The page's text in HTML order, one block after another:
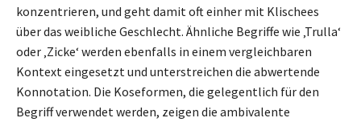
konzentrieren, und geht damit oft einher mit Klischees
über das weibliche Geschlecht. Ähnliche Begriffe wie ‚Trulla‘
oder ‚Zicke‘ werden ebenfalls in einem vergleichbaren
Kontext eingesetzt und unterstreichen die abwertende
Konnotation. Die Koseformen, die gelegentlich für den
Begriff verwendet werden, zeigen die ambivalente